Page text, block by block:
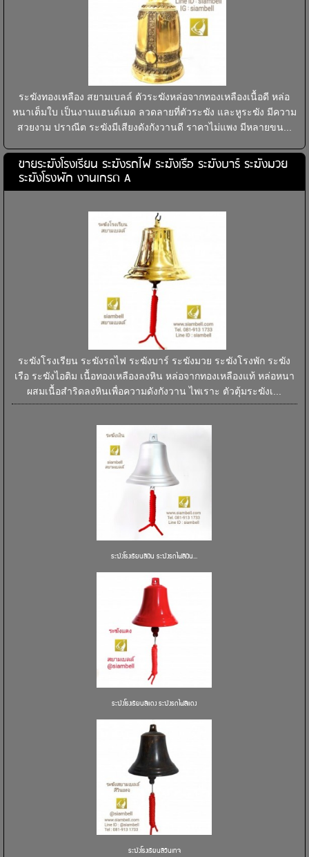
ระฆังทองเหลือง สยามเบลล์ ตัวระฆังหล่อจากทองเหลืองเนื้อดี หล่อ
หนาเต็มใบ เป็นงานแฮนด์เมด ลวดลายที่ตัวระฆัง และหูระฆัง มีความ
สวยงาม ปราณีต ระฆังมีเสียงดังกังวานดี ราคาไม่แพง มีหลายขน...
ขายระฆังโรงเรียน ระฆังรถไฟ ระฆังเรือ ระฆังบาร์ ระฆังมวย
ระฆังโรงพัก งานเกรด A
ระฆังโรงเรียน ระฆังรถไฟ ระฆังบาร์ ระฆังมวย ระฆังโรงพัก ระฆัง
เรือ ระฆังไอติม เนื้อทองเหลืองลงหิน หล่อจากทองเหลืองแท้ หล่อหนา
ผสมเนื้อสำริดลงหินเพื่อความดังกังวาน ไพเราะ ตัวตุ้มระฆังเ...
ระฆังโรงเรียนสีเงิน ระฆังรถไฟสีเงิน...
ระฆังโรงเรียนสีแดง ระฆังรถไฟสีแดง
ระฆังโรงเรียนสีวินเทจ